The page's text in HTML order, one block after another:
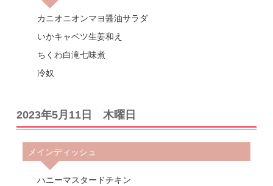
カニオニオンマヨ醤油サラダ
いかキャベツ生姜和え
ちくわ白滝七味煮
冷奴
2023年5月11日 木曜日
メインディッシュ
ハニーマスタードチキン